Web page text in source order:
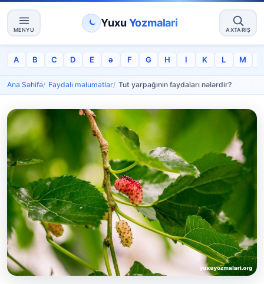
MENYU
Yuxu Yozmalari
AXTARIŞ
A B C D E ə F G H I K L M
Ana Səhifə Faydalı məlumatlar Tut yarpağının faydaları nələrdir?